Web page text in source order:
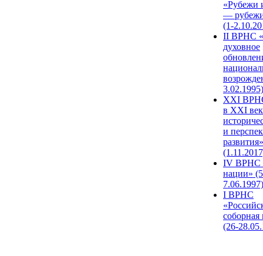
«Рубежи
—
(1-
II ВРНС
духовное
3.02.1995)
XХI
в XXI
и
развития»
IV ВРНС
нации»
7.06.1997)
I ВРНС
(26-